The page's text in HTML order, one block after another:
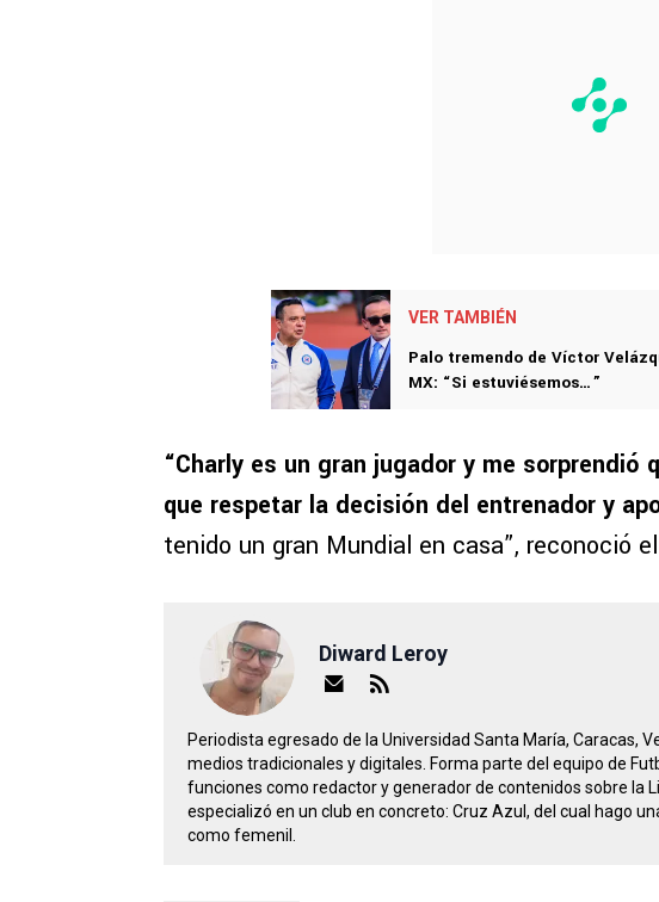
VER TAMBIÉN
Palo tremendo de Víctor
MX: “Si estuviésemos…”
“Charly es un gran jugador y me sorprendió
que respetar la decisión del entrenador y
tenido un gran Mundial en casa”, reconoció
Diward Leroy
Periodista egresado de la Universidad Santa María, Caracas,
medios tradicionales y digitales. Forma parte del equipo de
funciones como redactor y generador de contenidos sobre la
especializó en un club en concreto: Cruz Azul, del cual hago
como femenil.